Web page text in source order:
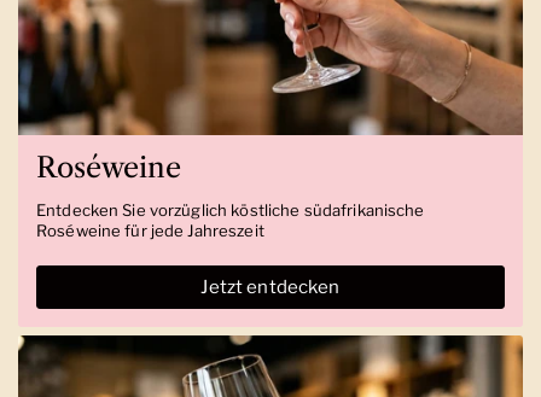
Roséweine
Entdecken Sie vorzüglich köstliche südafrikanische
Roséweine für jede Jahreszeit
Jetzt entdecken